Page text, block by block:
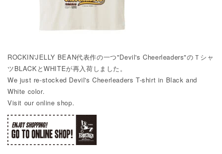
ROCKIN'JELLY BEAN代表作の一つ"Devil's Cheerleaders"のＴシャ
ツBLACKとWHITEが再入荷しました。
We just re-stocked Devil's Cheerleaders T-shirt in Black and
White color.
Visit our online shop.